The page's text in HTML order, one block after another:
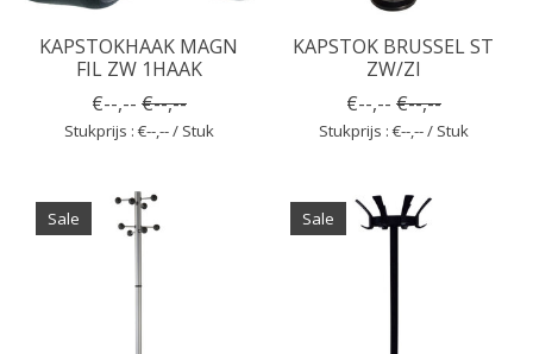
KAPSTOKHAAK MAGN
FIL ZW 1HAAK
€--,-- €--,--
Stukprijs : €--,-- / Stuk
KAPSTOK BRUSSEL ST
ZW/ZI
€--,-- €--,--
Stukprijs : €--,-- / Stuk
Sale Sale